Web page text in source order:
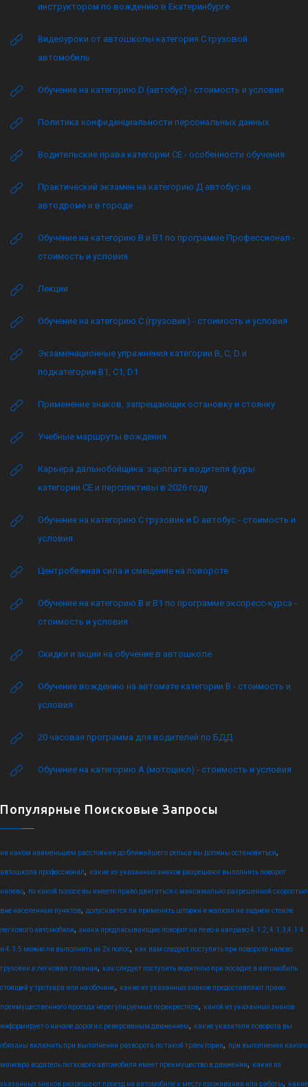
инструктором по вождению в Екатеринбурге
Видеоуроки от автошколы категория C грузовой
автомобиль
Обучение на категорию D (автобус) - стоимость и условия
Политика конфиденциальности персональных данных
Водительские права категории CE - особенности обучения
Практический экзамен на категорию Д автобус на
автодроме и в городе
Обучение на категорию B и B1 по программе Профессионал -
стоимость и условия
Лекции
Обучение на категорию C (грузовик) - стоимость и условия
Экзаменационные упражнения категории B, C, D и
подкатегории B1, C1, D1
Применение знаков, запрещающих остановку и стоянку
Учебные маршруты вождения
Карьера дальнобойщика: зарплата водителя фуры
категории CE и перспективы в 2026 году
Обучение на категорию C грузовик и D автобус - стоимость и
условия
Центробежная сила и смещение на повороте
Обучение на категорию B и B1 по программе экспресс-курса -
стоимость и условия
Скидки и акции на обучение в автошколе
Обучение вождению на автомате категории B - стоимость и
условия
20 часовая программа для водителей по БДД
Обучение на категорию А (мотоцикл) - стоимость и условия
Популярные Поисковые Запросы
на каком наименьшем расстоянии до ближайшего рельса вы должны остановиться,
автошкола профессионал, какие из указанных знаков разрешают выполнить поворот
налево, по какой полосе вы имеете право двигаться с максимально разрешенной скоростью
вне населенных пунктов, допускается ли применять шторки и жалюзи на заднем стекле
легкового автомобиля, знаки предписывающие поворот на лево и направо 4.1.2, 4.1.3,4.1.4
и 4.1.5 можно ли выполнять из 2х полос, как вам следует поступить при повороте налево
грузовик и легковая главная, как следует поступить водителю при посадке в автомобиль
стоящий у тротуара или на обочине, какие из указанных знаков предоставляют право
преимущественного проезда нерегулируемых перекрестков, какой из указанных знаков
информирует о начале дороги с реверсивным движением, какие указатели поворота вы
обязаны включить при выполнении разворота по такой траектории, при выполнении какого
маневра водитель легкового автомобиля имеет преимущество в движении, какие из
указанных знаков разрешают проезд на автомобиле к месту проживания или работы, какие